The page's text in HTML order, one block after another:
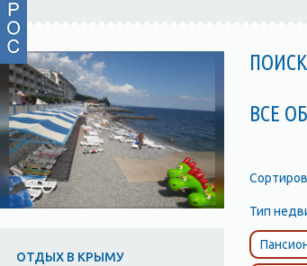
ОТДЫХ В КРЫМУ
ВСЕ
Тип